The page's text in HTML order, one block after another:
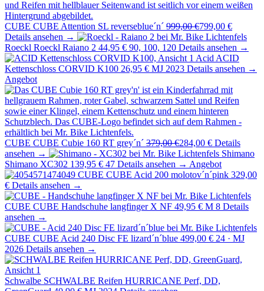
CUBE CUBE Attention SL reverseblue´n´ 999,00 €799,00 €
Details ansehen →
Roeckl Roeckl Raiano 2 44,95 € 90, 100, 120 Details ansehen →
Acid ACID
Kettenschloss CORVID K100 26,95 € MJ 2023 Details ansehen →
Angebot
CUBE CUBE Cubie 160 RT grey´n´ 379,00 €284,00 € Details
ansehen →
Shimano
Shimano XC302 139,95 € 47 Details ansehen → Angebot
CUBE CUBE Acid 200 molotov´n´pink 329,00
€ Details ansehen →
CUBE CUBE Handschuhe langfinger X NF 49,95 € M 8 Details
ansehen →
CUBE CUBE Acid 240 Disc FE lizard´n´blue 499,00 € 24 · MJ
2026 Details ansehen →
Schwalbe SCHWALBE Reifen HURRICANE Perf, DD,